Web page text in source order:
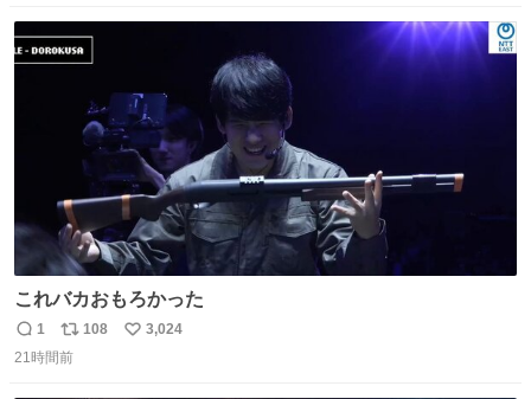
ト
数
これバカおもろかった
返
信
1
リ
ポ
108
い
3,024
21時間前